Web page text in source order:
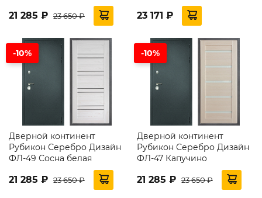
21 285 ₽ 23 650 ₽ 23 171 ₽
-10%
Дверной континент
Рубикон Серебро Дизайн
ФЛ-49 Сосна белая
21 285 ₽ 23 650 ₽
-10%
Дверной континент
Рубикон Серебро Дизайн
ФЛ-47 Капучино
21 285 ₽ 23 650 ₽